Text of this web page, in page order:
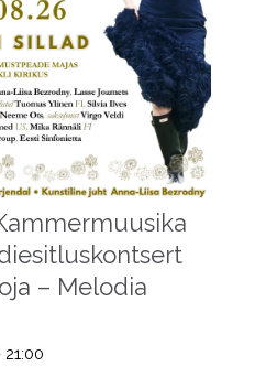
– Melodia
21:00